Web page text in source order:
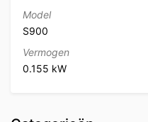
Model
S900
Vermogen
0.155 kW